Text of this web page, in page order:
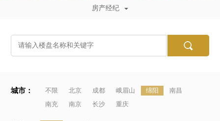
房产经纪
城市： 不限 北京 成都 峨眉山 绵阳
南昌
南充
南京 长沙 重庆